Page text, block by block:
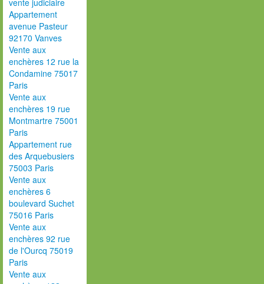
vente judiciaire
Appartement
avenue Pasteur
92170 Vanves
Vente aux
enchères 12 rue la
Condamine 75017
Paris
Vente aux
enchères 19 rue
Montmartre 75001
Paris
Appartement rue
des Arquebusiers
75003 Paris
Vente aux
enchères 6
boulevard Suchet
75016 Paris
Vente aux
enchères 92 rue
de l'Ourcq 75019
Paris
Vente aux